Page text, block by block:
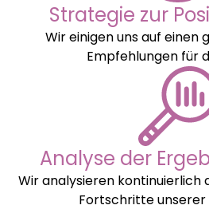
Strategie zur
Wir einigen uns auf einen
Empfehlungen für
Analyse der
Wir analysieren kontinuierlich
Fortschritte